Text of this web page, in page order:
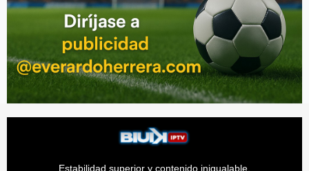
Estabilidad superior y contenido inigualable.